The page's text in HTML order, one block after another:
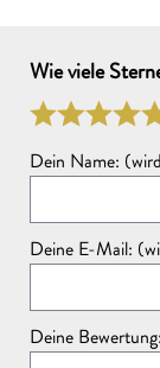
Deine Frage:
Diese Seite ist
Wie viele
Dein Name:
Deine E-Mail:
Deine Bewertung: